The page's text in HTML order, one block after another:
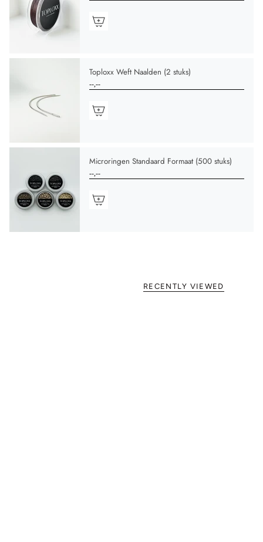
Toploxx Weft Naalden (2 stuks)
--,--
Microringen Standaard Formaat (500 stuks)
--,--
RECENTLY VIEWED